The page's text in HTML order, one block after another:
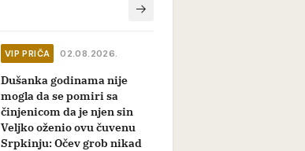
VIP PRIČA 02.08.2026.
Dušanka godinama nije
mogla da se pomiri sa
činjenicom da je njen sin
Veljko oženio ovu čuvenu
Srpkinju: Očev grob nikad